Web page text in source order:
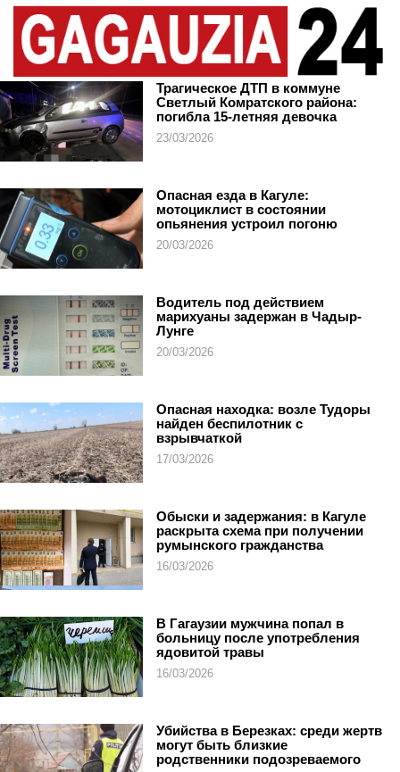
Трагическое ДТП в коммуне
Светлый Комратского района:
погибла 15-летняя девочка
23/03/2026
Опасная езда в Кагуле:
мотоциклист в состоянии
опьянения устроил погоню
20/03/2026
Водитель под действием
марихуаны задержан в Чадыр-
Лунге
20/03/2026
Опасная находка: возле Тудоры
найден беспилотник с
взрывчаткой
17/03/2026
Обыски и задержания: в Кагуле
раскрыта схема при получении
румынского гражданства
16/03/2026
В Гагаузии мужчина попал в
больницу после употребления
ядовитой травы
16/03/2026
Убийства в Березках: среди жертв
могут быть близкие
родственники подозреваемого